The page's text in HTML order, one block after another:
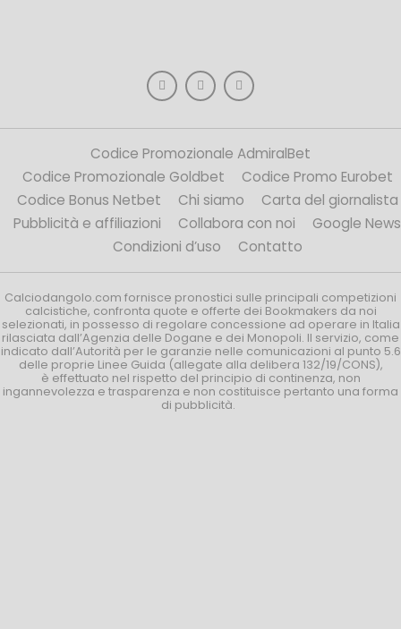
Codice Promozionale AdmiralBet
Codice Promozionale Goldbet
Codice Promo Eurobet
Codice Bonus Netbet
Chi siamo
Carta del giornalista
Pubblicità e affiliazioni
Collabora con noi
Google News
Condizioni d’uso
Contatto
Calciodangolo.com fornisce pronostici sulle principali competizioni
calcistiche, confronta quote e offerte dei Bookmakers da noi
selezionati, in possesso di regolare concessione ad operare in Italia
rilasciata dall’Agenzia delle Dogane e dei Monopoli. Il servizio, come
indicato dall’Autorità per le garanzie nelle comunicazioni al punto 5.6
delle proprie Linee Guida (allegate alla delibera 132/19/CONS),
è effettuato nel rispetto del principio di continenza, non
ingannevolezza e trasparenza e non costituisce pertanto una forma
di pubblicità.